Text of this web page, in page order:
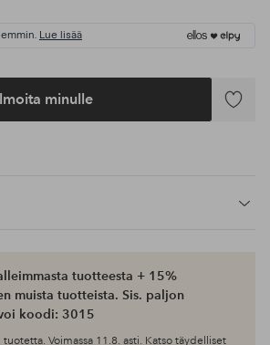
Lue lisää
minulle
Lisää
tuotteesta + 15%
muista tuotteista. Sis. paljon
koodi: 3015
Voimassa 11.8. asti. Katso täydelliset